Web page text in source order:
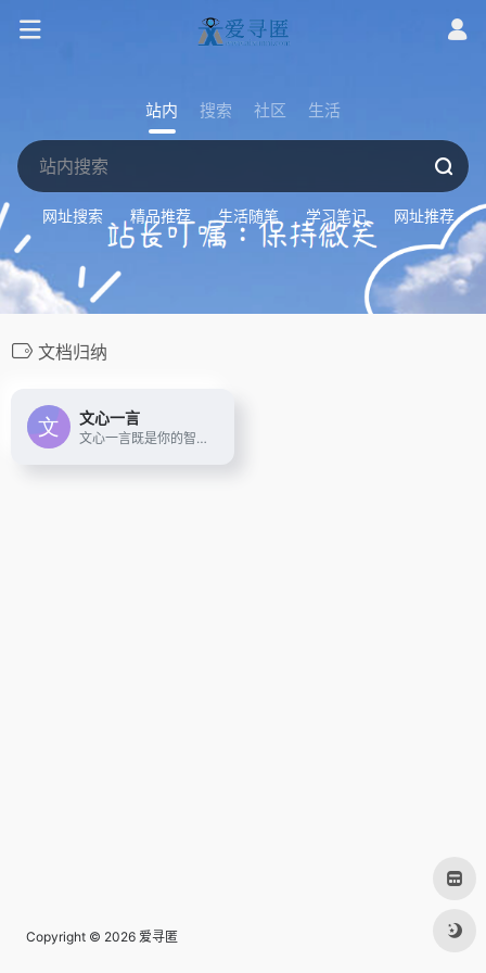
站内 搜索 社区 生活
网址搜索 精品推荐 生活随笔 学习笔记 网址推荐
文档归纳
文心一言
文心一言既是你的智能伙伴，可以陪你聊天、回答问题、画图识图；也是你的AI助手，可以提供灵感、撰写文案、阅读文档、智能翻译，帮你高效完成工作和学习任务。
Copyright © 2026 爱寻匿